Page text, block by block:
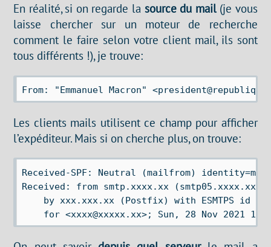
En réalité, si on regarde la source du mail(je vous
laisse chercher sur un moteur de recherche
comment le faire selon votre client mail, ils sont
tous différents !), je trouve:
Les clients mails utilisent ce champ pour afficher
l’expéditeur. Mais si on cherche plus, on trouve:
Received-SPF: Neutral (mailfrom)
Received: from smtp.xxxx.xx (smtp05.xxxx.xx
by xxx.xxx.xx (Postfix) with ESMTPS id